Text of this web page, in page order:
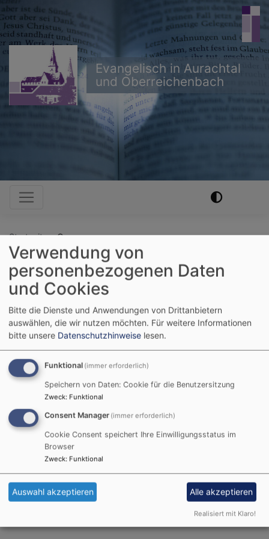
Direkt
zum
Inhalt
Evangelisch in Aurachtal
und Oberreichenbach
Hauptnavigation
Startseite Oase
Oase
Oase - Ökumenische
Gesprächsrunde des
Trauercafés
Bildrechte Bilddatenbank Fundus
Hier die Termine für
die nächsten Treffen
Weiterlesen
Verwendung von
personenbezogenen Daten
und Cookies
Bitte die Dienste und Anwendungen von Drittanbietern
auswählen, die wir nutzen möchten. Für weitere Informationen
bitte unsere Datenschutzhinweise lesen.
Funktional (immer erforderlich)
Speichern von Daten: Cookie für die Benutzersitzung
Zweck: Funktional
Consent Manager (immer erforderlich)
Cookie Consent speichert Ihre Einwilligungsstatus im
Browser
Zweck: Funktional
Auswahl akzeptieren Alle akzeptieren
Realisiert mit Klaro!